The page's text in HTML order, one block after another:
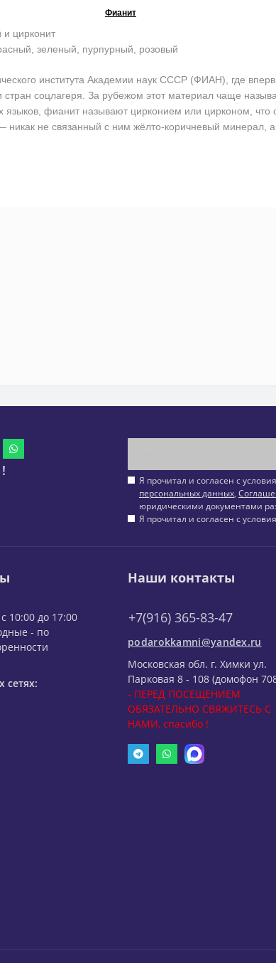
Фианит
и цирконит
зеленый, пурпурный, розовый
института Академии наук СССР (ФИАН), где
стран соцлагеря. За рубежом этот материал чаще
фианит называют цирконием или цирконом, что
не связанный с ним жёлто-коричневый минерал,
Я прочитал и согласен с
персональных данных,
юридическими документами
Я прочитал и согласен с
10:00 до 17:00
- по
сетях:
Наши контакты
+7(916) 365-83-47
podarokkamni@yandex.ru
Московская обл. г. Химки ул.
Парковая 8 - 108 (домофон
- ПЕРЕД ПОСЕЩЕНИЕМ
ОБЯЗАТЕЛЬНО СВЯЖИТЕСЬ С
НАМИ, спасибо !